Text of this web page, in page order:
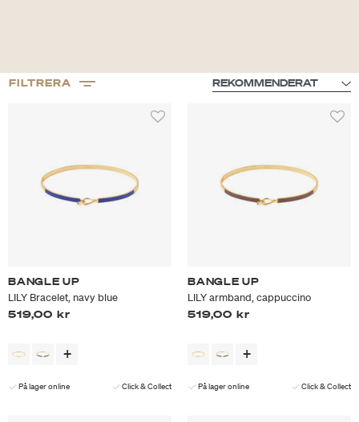
FILTRERA
BANGLE UP
LILY Bracelet, navy blue
519,00 kr
På lager online Click & Collect
BANGLE UP
LILY armband, cappuccino
519,00 kr
På lager online Click & Collect